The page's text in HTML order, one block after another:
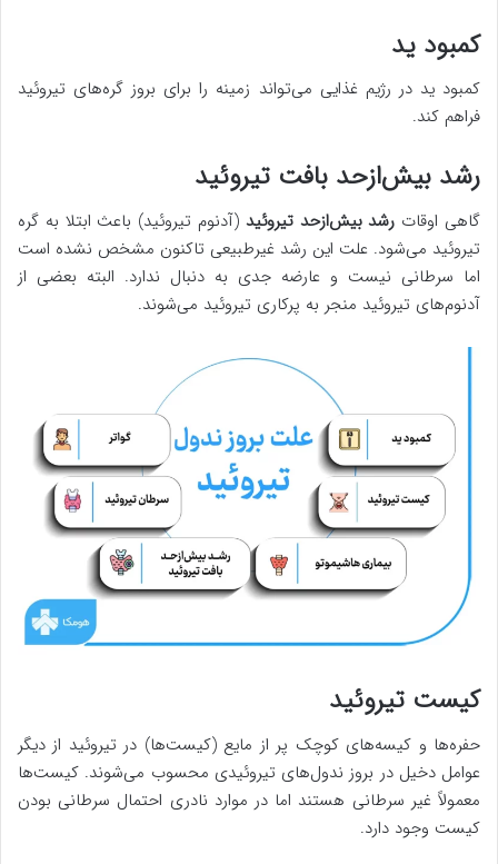
کمبود ید
کمبود ید در رژیم غذایی می‌تواند زمینه را برای بروز گره‌های تیروئید
فراهم کند.
رشد بیش‌ازحد بافت تیروئید
گاهی اوقات رشد بیش‌ازحد تیروئید (آدنوم تیروئید) باعث ابتلا به گره
تیروئید می‌شود. علت این رشد غیرطبیعی تاکنون مشخص نشده است
اما سرطانی نیست و عارضه جدی به دنبال ندارد. البته بعضی از
آدنوم‌های تیروئید منجر به پرکاری تیروئید می‌شوند.
کیست تیروئید
حفره‌ها و کیسه‌های کوچک پر از مایع (کیست‌ها) در تیروئید از دیگر
عوامل دخیل در بروز ندول‌های تیروئیدی محسوب می‌شوند. کیست‌ها
معمولاً غیر سرطانی هستند اما در موارد نادری احتمال سرطانی بودن
کیست وجود دارد.